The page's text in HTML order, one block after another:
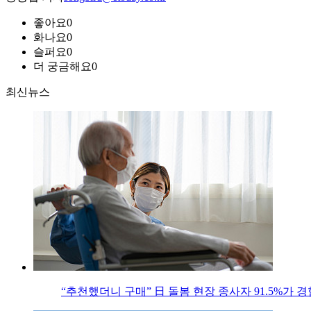
좋아요0
화나요0
슬퍼요0
더 궁금해요0
최신뉴스
“추천했더니 구매” 日 돌봄 현장 종사자 91.5%가 경